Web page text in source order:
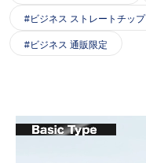
ビジネス ストレートチップ
ビジネス 通販限定